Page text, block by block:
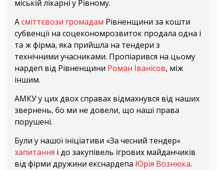
міській лікарні у Рівному.
Асміттєвози громадам Рівненщини за кошти
субвенції на соцекономрозвиток продала одна і
та ж фірма, яка прийшла на тендери з
технічними учасниками. Пропіарився на цьому
нардеп від Рівненщини Роман Іванісов, між
іншим.
АМКУ у цих двох справах відмахнувся від наших
звернень, бо ми не довели, що наші права
порушені.
Були у нашої ініціативи «За чесний тендер»
запитання і до закупівель ігрових майданчиків
від фірми дружини екснардепа Юрія Вознюка.